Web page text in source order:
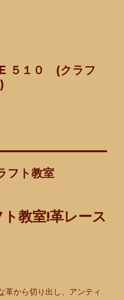
５１０ (クラフ
フト教室
教室!革レース
から切り出し、 アンティ